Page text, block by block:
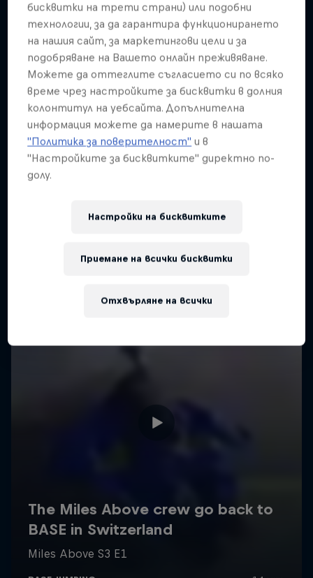
бисквитки на трети страни) или подобни
технологии, за да гарантира функционирането
на нашия сайт, за маркетингови цели и за
подобряване на Вашето онлайн преживяване.
Можете да оттеглите съгласието си по всяко
време чрез настройките за бисквитки в долния
колонтитул на уебсайта. Допълнителна
информация можете да намерите в нашата
"Политика за поверителност" и в
"Настройките за бисквитките" директно по-
долу.
Настройки на бисквитките
Отхвърляне на всички
Приемане на всички бисквитки